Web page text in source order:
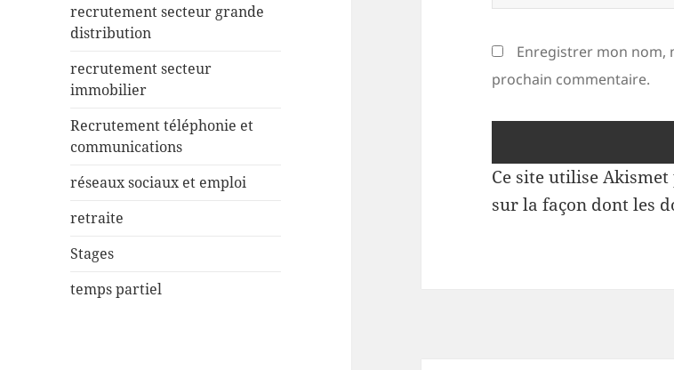
recrutement secteur grande
distribution
recrutement secteur
immobilier
Recrutement téléphonie et
communications
réseaux sociaux et emploi
retraite
Stages
temps partiel
Enregistrer mon nom,
prochain commentaire.
Ce site utilise
sur la façon dont les